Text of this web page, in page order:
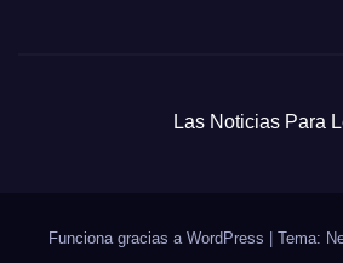
Las Noticias Para
Funciona gracias a WordPress | Tema: